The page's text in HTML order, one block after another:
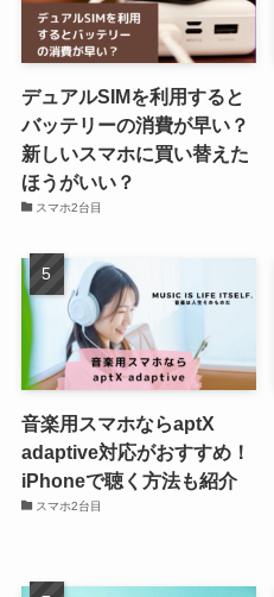
デュアルSIMを利用すると
バッテリーの消費が早い？
新しいスマホに買い替えた
ほうがいい？
スマホ2台目
音楽用スマホならaptX
adaptive対応がおすすめ！
iPhoneで聴く方法も紹介
スマホ2台目